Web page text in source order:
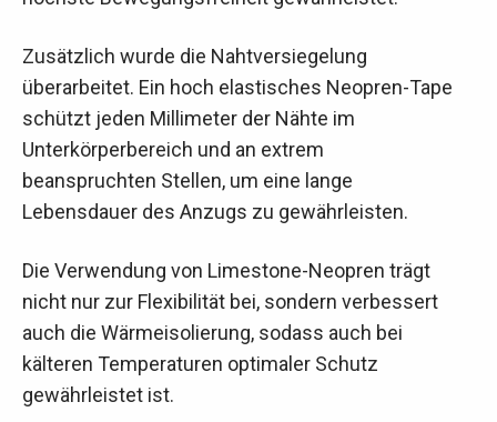
Zusätzlich wurde die Nahtversiegelung
überarbeitet. Ein hoch elastisches Neopren-Tape
schützt jeden Millimeter der Nähte im
Unterkörperbereich und an extrem
beanspruchten Stellen, um eine lange
Lebensdauer des Anzugs zu gewährleisten.
Die Verwendung von Limestone-Neopren trägt
nicht nur zur Flexibilität bei, sondern verbessert
auch die Wärmeisolierung, sodass auch bei
kälteren Temperaturen optimaler Schutz
gewährleistet ist.